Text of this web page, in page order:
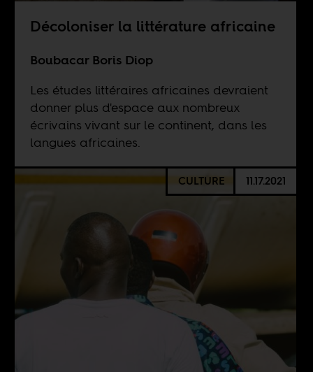
Décoloniser la littérature africaine
Boubacar Boris Diop
Les études littéraires africaines devraient
donner plus d'espace aux nombreux
écrivains vivant sur le continent, dans les
langues africaines.
CULTURE 11.17.2021